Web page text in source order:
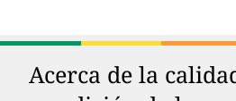
Acerca de la